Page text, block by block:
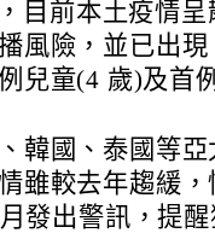
目前本土疫情
風險，並已出
兒童(4 歲)及首
韓國、泰國等
雖較去年趨緩
發出警訊，提